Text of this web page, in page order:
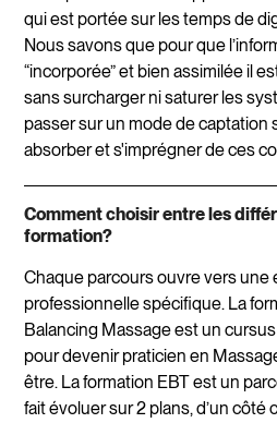
qui est portée sur les temps de
Nous savons que pour que
“incorporée” et bien assimilée il
sans surcharger ni saturer les
passer sur un mode de captation
absorber et s'imprégner de ces
Comment choisir entre les
formation?
Chaque parcours ouvre vers une
professionnelle spécifique. La
Balancing Massage est un
pour devenir praticien en
être. La formation EBT est un
fait évoluer sur 2 plans, d’un